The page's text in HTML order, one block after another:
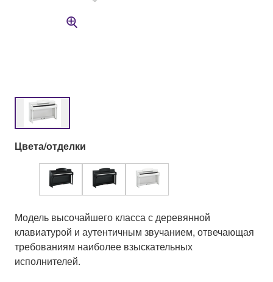
Цвета/отделки
Модель высочайшего класса с деревянной
клавиатурой и аутентичным звучанием, отвечающая
требованиям наиболее взыскательных
исполнителей.